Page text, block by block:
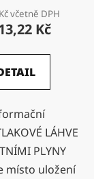
včetně DPH
Kč
LÁHVE
PLYNY
místo uložení